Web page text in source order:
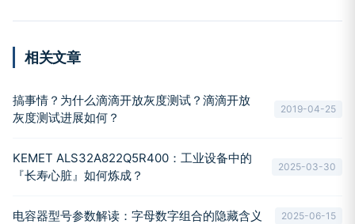
相关文章
搞事情？为什么滴滴开放灰度测试？滴滴开放
灰度测试进展如何？
2019-04-25
KEMET ALS32A822Q5R400：工业设备中的
『长寿心脏』如何炼成？
2025-03-30
电容器型号参数解读：字母数字组合的隐藏含义 2025-06-15